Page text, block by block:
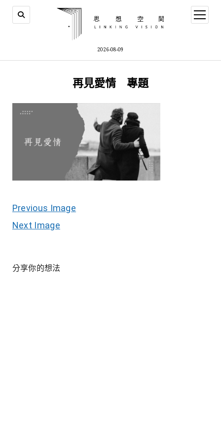
2026-08-09
open
menu
再見愛情 專題
Previous Image
Next Image
分享你的想法